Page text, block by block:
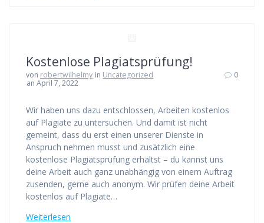
Kostenlose Plagiatsprüfung!
von robertwilhelmy in Uncategorized
an April 7, 2022
0
Wir haben uns dazu entschlossen, Arbeiten kostenlos
auf Plagiate zu untersuchen. Und damit ist nicht
gemeint, dass du erst einen unserer Dienste in
Anspruch nehmen musst und zusätzlich eine
kostenlose Plagiatsprüfung erhältst – du kannst uns
deine Arbeit auch ganz unabhängig von einem Auftrag
zusenden, gerne auch anonym. Wir prüfen deine Arbeit
kostenlos auf Plagiate…
Weiterlesen